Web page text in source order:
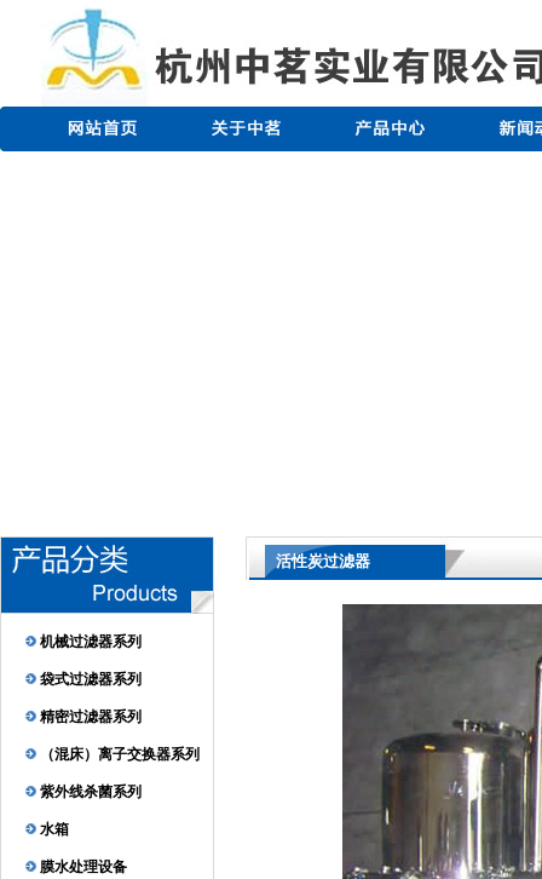
机械过滤器系列
袋式过滤器系列
精密过滤器系列
（混床）离子交换器系列
紫外线杀菌系列
水箱
膜水处理设备
活性炭过滤器